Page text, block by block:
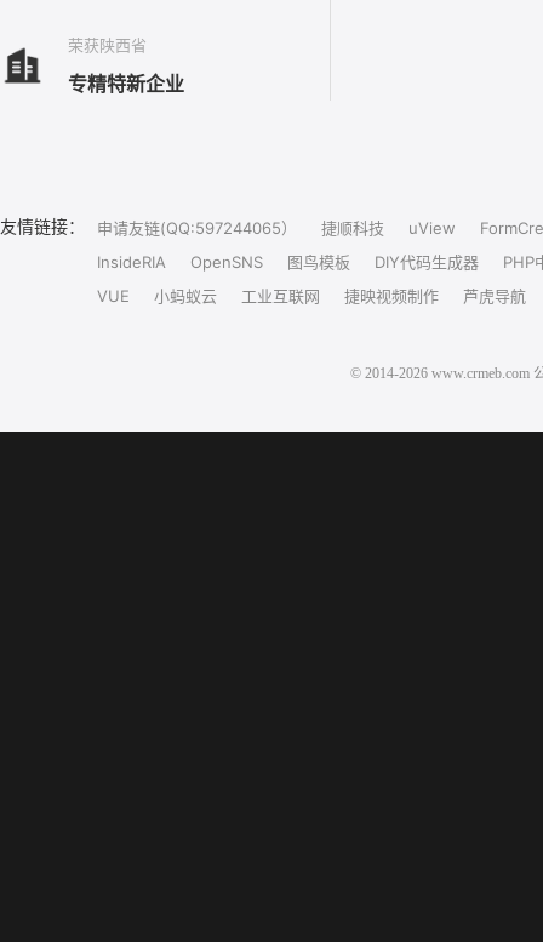
荣获陕西省
专精特新企业
友情链接： 申请友链(QQ:597244065） 捷顺科技 uView
InsideRIA
OpenSNS 图鸟模板 DIY代码生成器
PHP
VUE
小蚂蚁云 工业互联网 捷映视频制作 芦虎导航
© 2014-2026